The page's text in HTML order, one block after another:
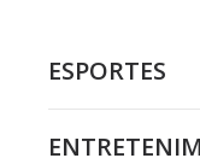
ESPORTES